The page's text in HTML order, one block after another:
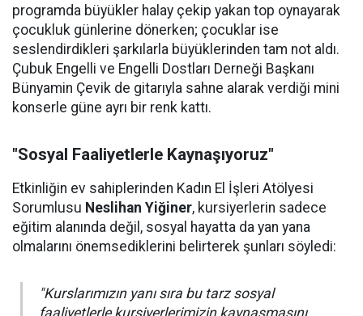
programda büyükler halay çekip yakan top oynayarak
çocukluk günlerine dönerken; çocuklar ise
seslendirdikleri şarkılarla büyüklerinden tam not aldı.
Çubuk Engelli ve Engelli Dostları Derneği Başkanı
Bünyamin Çevik de gitarıyla sahne alarak verdiği mini
konserle güne ayrı bir renk kattı.
"Sosyal Faaliyetlerle Kaynaşıyoruz"
Etkinliğin ev sahiplerinden Kadın El İşleri Atölyesi
Sorumlusu Neslihan Yiğiner, kursiyerlerin sadece
eğitim alanında değil, sosyal hayatta da yan yana
olmalarını önemsediklerini belirterek şunları söyledi:
"Kurslarımızın yanı sıra bu tarz sosyal
faaliyetlerle kursiyerlerimizin kaynaşmasını